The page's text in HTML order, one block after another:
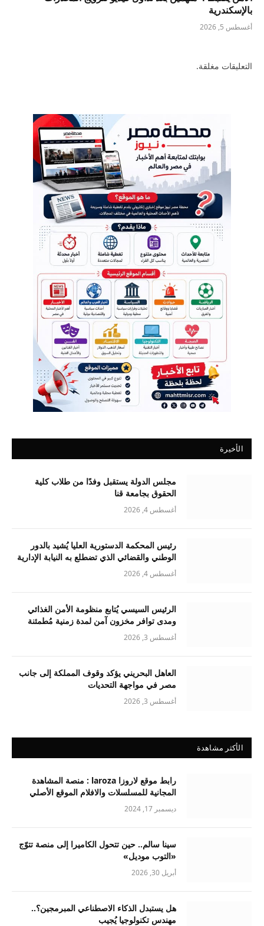
بالإسكندرية
أغسطس 5, 2026
التعليقات مغلقة.
الأخيرة
مجلس الدولة يستقبل وفدًا من طلاب كلية
الحقوق بجامعة قنا
أغسطس 4, 2026
رئيس المحكمة الدستورية العليا يُشيد بالدور
الوطني والقضائي الذي تضطلع به النيابة الإدارية
أغسطس 4, 2026
الرئيس السيسي يُتابع منظومة الأمن الغذائي
ومدى توافر مخزون آمن لمدة زمنية مُطمئنة
أغسطس 3, 2026
العاهل البحريني يؤكد وقوف المملكة إلى جانب
مصر في مواجهة التحديات
أغسطس 3, 2026
الأكثر مشاهدة
رابط موقع لاروزا laroza : منصة المشاهدة
المجانية للمسلسلات والافلام الموقع الأصلي
ديسمبر 17, 2024
سينا سالم.. حين تتحول الكاميرا إلى منصة تتوّج
«التوب موديل»
أبريل 30, 2026
هل يستبدل الذكاء الاصطناعي المبرمجين؟..
مهندس تكنولوجيا يُجيب